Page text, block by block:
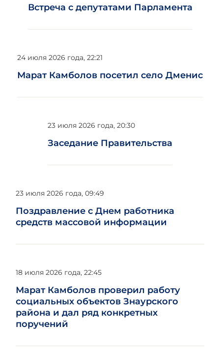
Встреча с депутатами Парламента
Марат Камболов посетил село Дменис
24 июля 2026 года, 22:21
Заседание Правительства
23 июля 2026 года, 20:30
Поздравление с Днем работника
средств массовой информации
23 июля 2026 года, 09:49
Марат Камболов проверил работу
социальных объектов Знаурского
района и дал ряд конкретных
поручений
18 июля 2026 года, 22:45